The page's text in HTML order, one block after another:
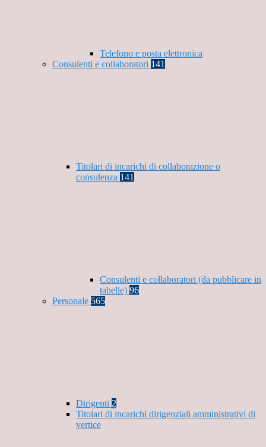
Telefono e posta elettronica
Consulenti e collaboratori 141
Titolari di incarichi di collaborazione o
consulenza 141
Consulenti e collaboratori (da pubblicare in
tabelle) 96
Personale 565
Dirigenti 2
Titolari di incarichi dirigenziali amministrativi di
vertice